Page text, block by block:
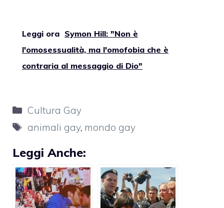
Leggi ora Symon Hill: "Non è
l'omosessualità, ma l'omofobia che è
contraria al messaggio di Dio"
Categorie
Cultura Gay
Tag
animali gay, mondo gay
Leggi Anche: